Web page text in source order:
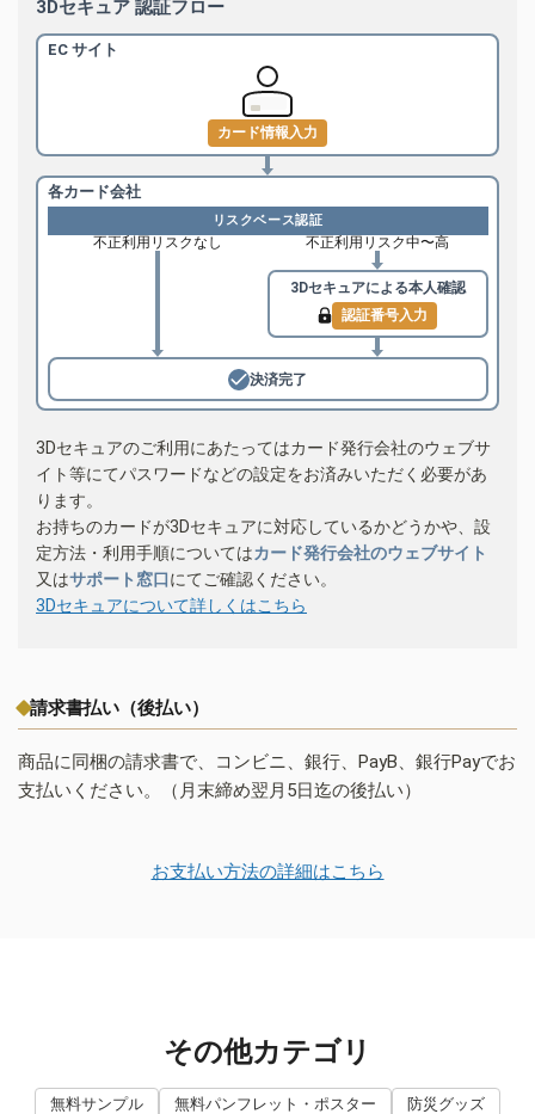
3Dセキュア 認証フロー
EC サイト
カード情報入力
各カード会社
リスクベース認証
不正利用リスクなし 不正利用リスク中〜高
3Dセキュアによる本人確認
認証番号入力
決済完了
3Dセキュアのご利用にあたってはカード発行会社のウェブサ
イト等にてパスワードなどの設定をお済みいただく必要があ
ります。
お持ちのカードが3Dセキュアに対応しているかどうかや、設
定方法・利用手順についてはカード発行会社のウェブサイト
又はサポート窓口にてご確認ください。
3Dセキュアについて詳しくはこちら
請求書払い（後払い）
商品に同梱の請求書で、コンビニ、銀行、PayB、銀行Payでお
支払いください。（月末締め翌月5日迄の後払い）
お支払い方法の詳細はこちら
その他カテゴリ
無料サンプル 無料パンフレット・ポスター
防災グッズ